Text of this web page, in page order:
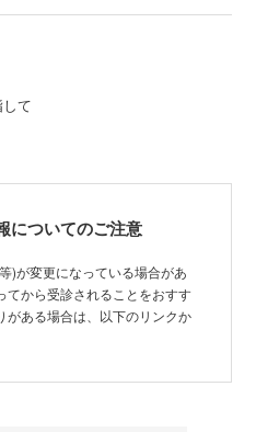
て
についてのご注意
)が変更になっている場合があ
てから受診されることをおすす
がある場合は、以下のリンクか